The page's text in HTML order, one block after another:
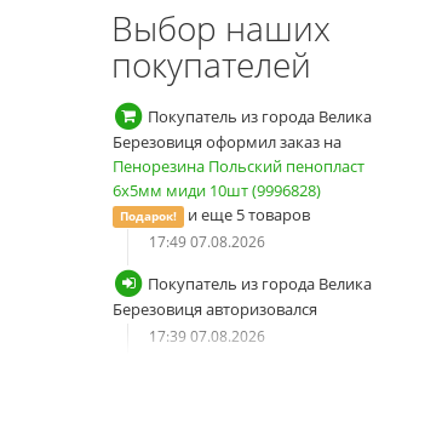
Выбор наших
покупателей
Покупатель из города Велика
Березовиця оформил заказ на
Пенорезина Польский пенопласт
6х5мм миди 10шт (9996828)
Подарок! и еще 5 товаров
17:49 07.08.2026
Покупатель из города Велика
Березовиця авторизовался
17:39 07.08.2026